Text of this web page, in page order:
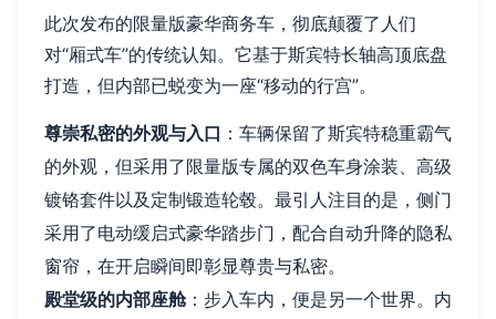
此次发布的限量版豪华商务车，彻底颠覆了人们
对“厢式车”的传统认知。它基于斯宾特长轴高顶底盘
打造，但内部已蜕变为一座“移动的行宫”。
尊崇私密的外观与入口 ：车辆保留了斯宾特稳重霸气
的外观，但采用了限量版专属的双色车身涂装、高级
镀铬套件以及定制锻造轮毂。最引人注目的是，侧门
采用了电动缓启式豪华踏步门，配合自动升降的隐私
窗帘，在开启瞬间即彰显尊贵与私密。
殿堂级的内部座舱：步入车内，便是另一个世界。内